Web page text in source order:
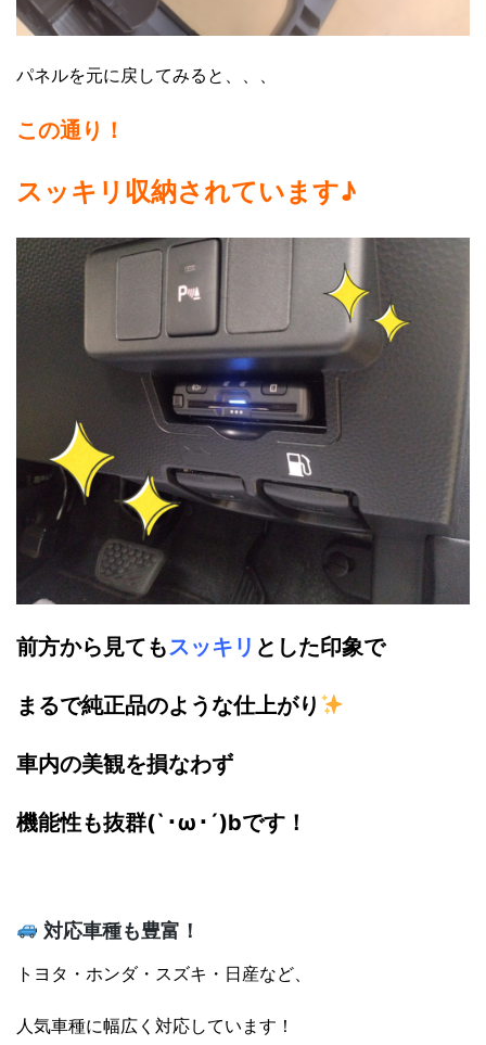
パネルを元に戻してみると、、、
この通り！
スッキリ収納されています♪
前方から見てもスッキリ とした印象で
まるで純正品のような仕上がり
車内の美観を損なわず
機能性も抜群(`･ω･´)bです！
対応車種も豊富！
トヨタ・ホンダ・スズキ・日産など、
人気車種に幅広く対応しています！